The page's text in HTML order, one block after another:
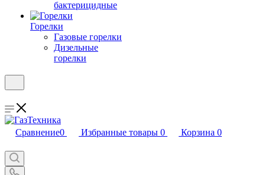
бактерицидные
Горелки
Газовые горелки
Дизельные
горелки
Сравнение0 Избранные товары 0 Корзина 0